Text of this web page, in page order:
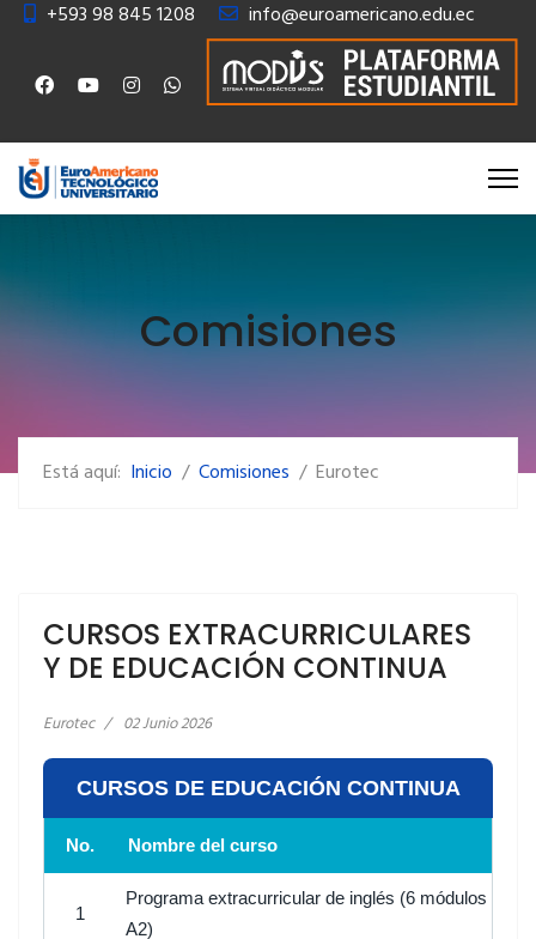
+593 98 845 1208 info@euroamericano.edu.ec
Comisiones
Está aquí: Inicio Comisiones Eurotec
CURSOS EXTRACURRICULARES
Y DE EDUCACIÓN CONTINUA
Eurotec 02 Junio 2026
CURSOS DE EDUCACIÓN CONTINUA
No. Nombre del curso
1
Programa extracurricular de inglés (6 módulos -
A2)